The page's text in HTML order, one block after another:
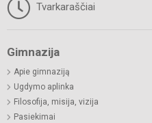
Tvarkaraščiai
Gimnazija
Apie gimnaziją
Ugdymo aplinka
Filosofija, misija, vizija
Pasiekimai